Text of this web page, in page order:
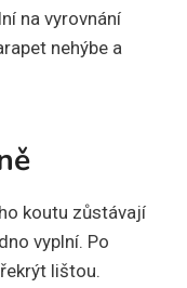
na vyrovnání
nehýbe a
koutu zůstávají
vyplní. Po
lištou.